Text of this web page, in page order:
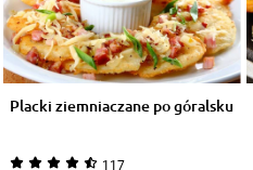
Placki ziemniaczane po góralsku
117